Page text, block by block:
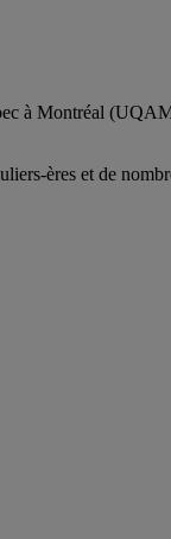
à Montréal
-ères et de